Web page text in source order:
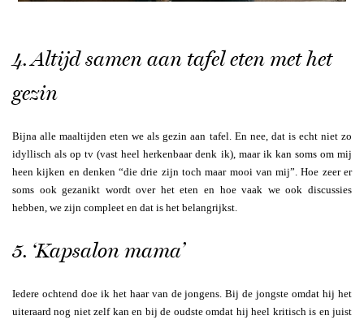
4. Altijd samen aan tafel eten met het
gezin
Bijna alle maaltijden eten we als gezin aan tafel. En nee, dat is echt niet zo
idyllisch als op tv (vast heel herkenbaar denk ik), maar ik kan soms om mij
heen kijken en denken “die drie zijn toch maar mooi van mij”. Hoe zeer er
soms ook gezanikt wordt over het eten en hoe vaak we ook discussies
hebben, we zijn compleet en dat is het belangrijkst.
5. ‘Kapsalon mama’
Iedere ochtend doe ik het haar van de jongens. Bij de jongste omdat hij het
uiteraard nog niet zelf kan en bij de oudste omdat hij heel kritisch is en juist